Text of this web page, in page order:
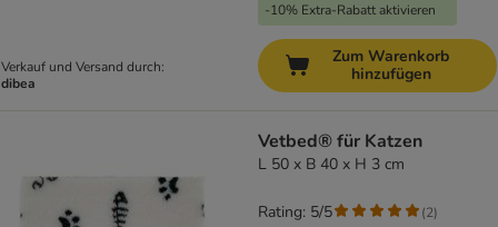
Verkauf und Versand durch:
dibea
-10% Extra-Rabatt aktivieren
Zum Warenkorb
hinzufügen
Vetbed® für Katzen
L 50 x B 40 x H 3 cm
Rating: 5/5 (2)